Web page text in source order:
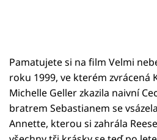
Pamatujete si na film Velmi
roku 1999, ve kterém zvrácená
Michelle Geller zkazila naivní
bratrem Sebastianem se
Annette, kterou si zahrála